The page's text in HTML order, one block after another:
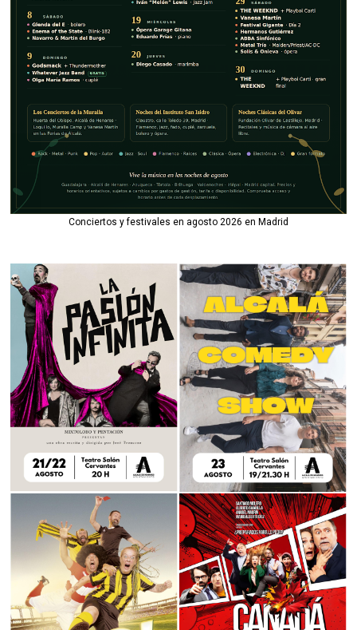
Conciertos y festivales en agosto 2026 en Madrid